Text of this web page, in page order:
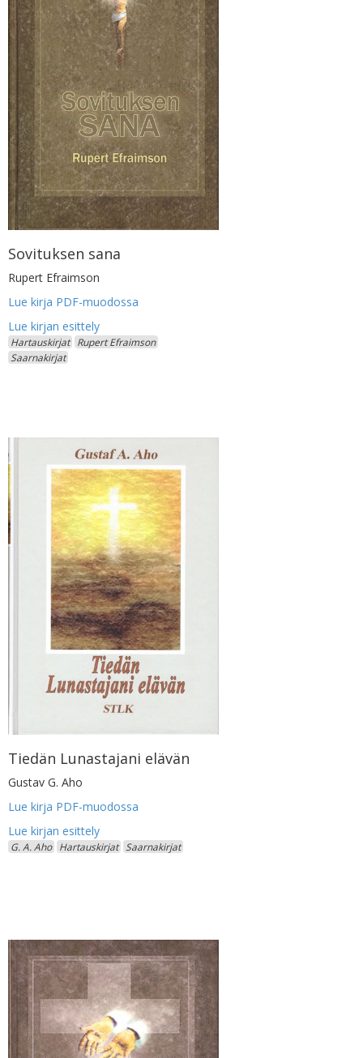
Sovituksen sana
Rupert Efraimson
Lue kirja PDF-muodossa
Hartauskirjat
Rupert Efraimson
Saarnakirjat
Tiedän Lunastajani elävän
Gustav G. Aho
Lue kirja PDF-muodossa
G. A. Aho Hartauskirjat Saarnakirjat